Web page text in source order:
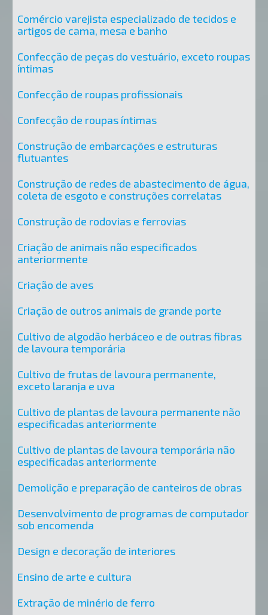
Comércio varejista especializado de tecidos e
artigos de cama, mesa e banho
Confecção de peças do vestuário, exceto roupas
íntimas
Confecção de roupas profissionais
Confecção de roupas íntimas
Construção de embarcações e estruturas
flutuantes
Construção de redes de abastecimento de água,
coleta de esgoto e construções correlatas
Construção de rodovias e ferrovias
Criação de animais não especificados
anteriormente
Criação de aves
Criação de outros animais de grande porte
Cultivo de algodão herbáceo e de outras fibras
de lavoura temporária
Cultivo de frutas de lavoura permanente,
exceto laranja e uva
Cultivo de plantas de lavoura permanente não
especificadas anteriormente
Cultivo de plantas de lavoura temporária não
especificadas anteriormente
Demolição e preparação de canteiros de obras
Desenvolvimento de programas de computador
sob encomenda
Design e decoração de interiores
Ensino de arte e cultura
Extração de minério de ferro